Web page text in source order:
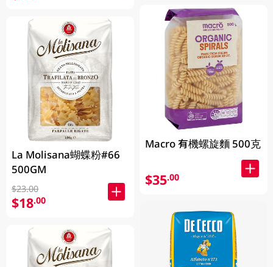
La Molisana蝴蝶粉#66
500GM
$23.00
$18.00
Macro 有機螺旋麵 500克
$35.00